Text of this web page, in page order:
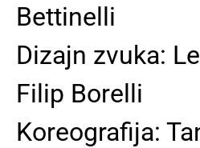
Bettinelli
Dizajn zvuka:
Filip Borelli
Koreografija: